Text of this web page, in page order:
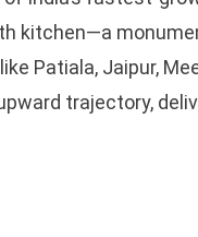
kitchen—a
Patiala, Jaipur,
trajectory,